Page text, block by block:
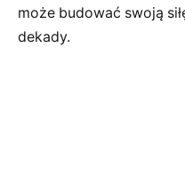
może budować swoją
dekady.